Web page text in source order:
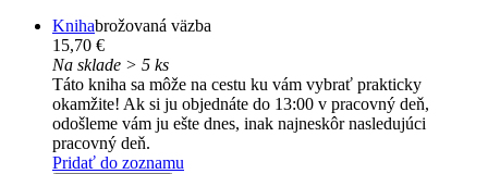
Knihabrožovaná väzba
15,70 €
Na sklade > 5 ks
Táto kniha sa môže na cestu ku vám vybrať prakticky
okamžite! Ak si ju objednáte do 13:00 v pracovný deň,
odošleme vám ju ešte dnes, inak najneskôr nasledujúci
pracovný deň.
Pridať do zoznamu